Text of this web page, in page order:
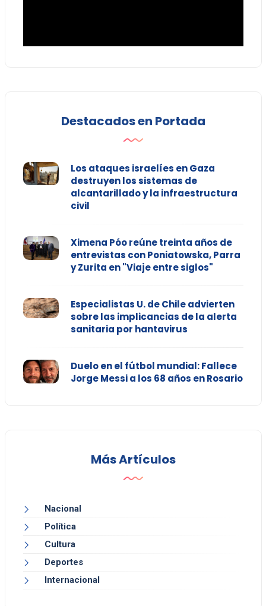
Destacados en Portada
Los ataques israelíes en Gaza
destruyen los sistemas de
alcantarillado y la infraestructura
civil
Ximena Póo reúne treinta años de
entrevistas con Poniatowska, Parra
y Zurita en "Viaje entre siglos"
Especialistas U. de Chile advierten
sobre las implicancias de la alerta
sanitaria por hantavirus
Duelo en el fútbol mundial: Fallece
Jorge Messi a los 68 años en Rosario
Más Artículos
Nacional
Política
Cultura
Deportes
Internacional